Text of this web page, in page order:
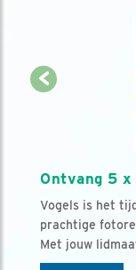
Ontvang 5
Vogels is het
prachtige
Met jouw